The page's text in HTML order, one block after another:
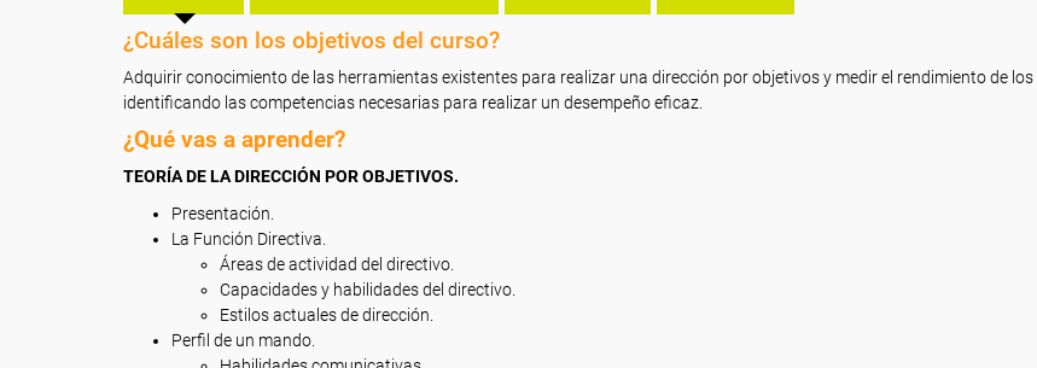
¿Cuáles son los objetivos del curso?
Adquirir conocimiento de las herramientas existentes para realizar una dirección por objetivos y medir el rendimiento de los
identificando las competencias necesarias para realizar un desempeño eficaz.
¿Qué vas a aprender?
TEORÍA DE LA DIRECCIÓN POR OBJETIVOS.
Presentación.
La Función Directiva.
Áreas de actividad del directivo.
Capacidades y habilidades del directivo.
Estilos actuales de dirección.
Perfil de un mando.